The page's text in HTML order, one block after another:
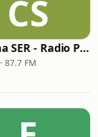
CS
Cadena SER - Radio Principal Vilalba
87.7 FM